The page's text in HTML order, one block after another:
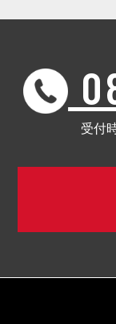
受付